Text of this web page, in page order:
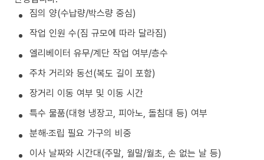
짐의 양(수납량/박스량 중심)
작업 인원 수(짐 규모에 따라 달라짐)
엘리베이터 유무/계단 작업 여부/층수
주차 거리와 동선(복도 길이 포함)
장거리 이동 여부 및 이동 시간
특수 물품(대형 냉장고, 피아노, 돌침대 등) 여부
분해·조립 필요 가구의 비중
이사 날짜와 시간대(주말, 월말/월초, 손 없는 날 등)